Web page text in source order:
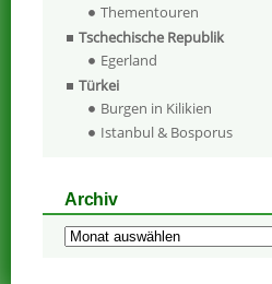
Thementouren
Tschechische Republik
Egerland
Türkei
Burgen in Kilikien
Istanbul & Bosporus
Archiv
Archiv